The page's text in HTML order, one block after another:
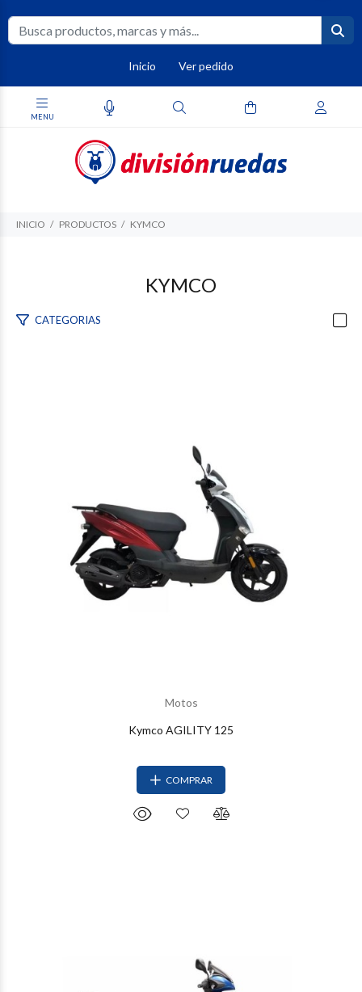
Inicio Ver pedido
INICIO PRODUCTOS KYMCO
KYMCO
CATEGORIAS
Motos
Kymco AGILITY 125
COMPRAR